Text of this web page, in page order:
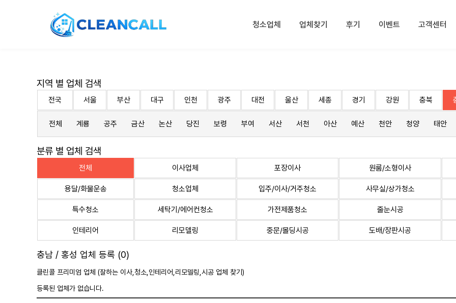
청소업체 업체찾기 후기 이벤트 고객센터
지역 별 업체 검색
전국 서울 부산 대구 인천 광주 대전 울산 세종 경기 강원 충북
전체 계룡 공주 금산 논산 당진 보령 부여 서산 서천 아산 예산 천안 청양 태안
분류 별 업체 검색
전체 이사업체 포장이사 원룸/소형이사
용달/화물운송 청소업체 입주/이사/거주청소 사무실/상가청소
특수청소 세탁기/에어컨청소 가전제품청소 줄눈시공
인테리어 리모델링 중문/몰딩시공 도배/장판시공
충남 / 홍성 업체 등록 (0)
클린콜 프리미엄 업체 (잘하는 이사, 청소 ,인테리어,리모델링,시공 업체 찾기)
등록된 업체가 없습니다.